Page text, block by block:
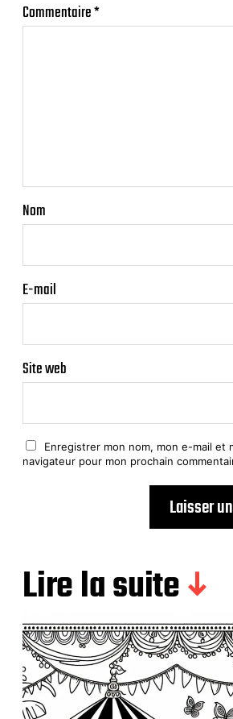
Commentaire*
Nom
E-mail
Site web
Enregistrer mon nom, mon e-mail et
navigateur pour mon prochain
Lire la suite